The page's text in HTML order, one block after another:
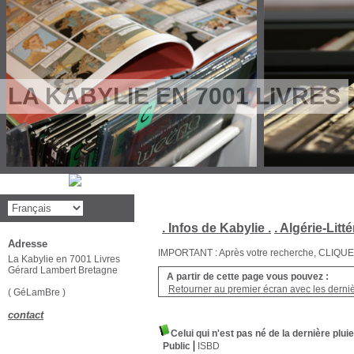
LA KABYLIE EN 7001 LIVRES
. Infos de Kabylie . . Algérie-
IMPORTANT : Après votre recherche,
A partir de cette page vous pouvez :
Retourner au premier écran avec les
Celui qui n'est pas né de la dernière
Public
ISBD
Adresse
La Kabylie en 7001 Livres
Gérard Lambert Bretagne
( GéLamBre )
contact